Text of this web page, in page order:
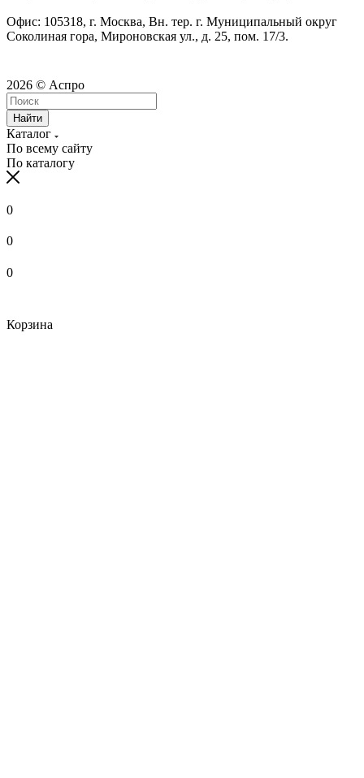
Офис: 105318, г. Москва, Вн. тер. г. Муниципальный округ
Соколиная гора, Мироновская ул., д. 25, пом. 17/3.
2026 © Аспро
Найти
Каталог
По всему сайту
По каталогу
0
0
0
Корзина